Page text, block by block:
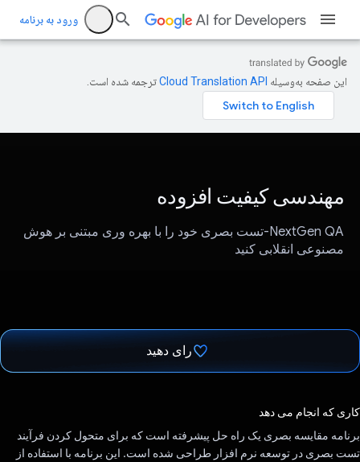
ورود به برنامه
این صفحه به‌وسیله ترجمه شده است.
مهندسی کیفیت افزوده
NextGen QA-تست بصری خود را با بهره وری مبتنی بر هوش
مصنوعی انقلابی کنید
رای دهید
کاری که انجام می دهد
برنامه مقایسه بصری یک راه حل پیشرفته است که برای متحول کردن فرآیند
تست بصری در توسعه نرم افزار طراحی شده است. این برنامه با استفاده از